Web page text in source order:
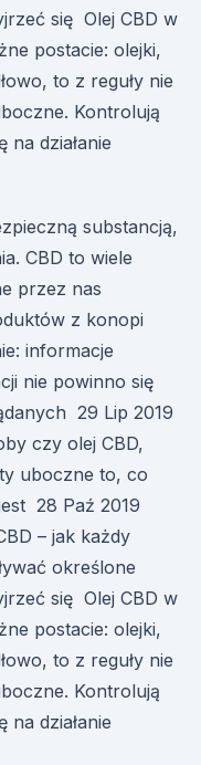
się Olej CBD w
postacie: olejki,
to z reguły nie
Kontrolują
na działanie
substancją,
CBD to wiele
przez nas
z konopi
informacje
nie powinno się
29 Lip 2019
czy olej CBD,
uboczne to, co
28 Paź 2019
– jak każdy
określone
się Olej CBD w
postacie: olejki,
to z reguły nie
Kontrolują
na działanie